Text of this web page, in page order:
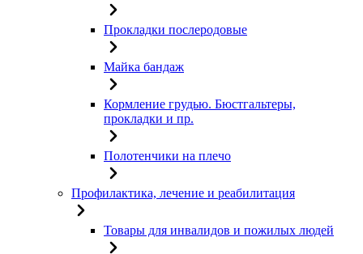
Прокладки послеродовые
Майка бандаж
Кормление грудью. Бюстгальтеры,
прокладки и пр.
Полотенчики на плечо
Профилактика, лечение и реабилитация
Товары для инвалидов и пожилых людей